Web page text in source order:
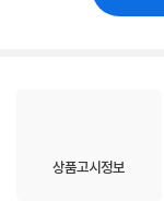
상품고시정보